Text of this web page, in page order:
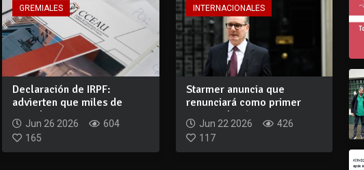
GREMIALES
Declaración de IRPF:
advierten que miles de
contribuyentes p...
Jun 26 2026
604
165
INTERNACIONALES
Starmer anuncia que
renunciará como primer
ministro británic...
Jun 22 2026
426
117